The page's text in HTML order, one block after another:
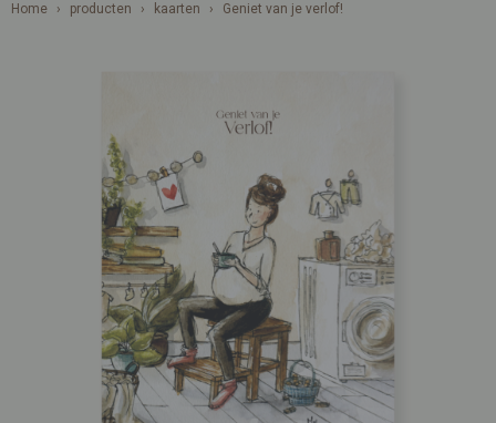
Home › producten › kaarten › Geniet van je verlof!